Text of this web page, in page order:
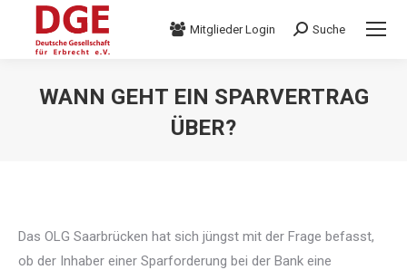
Mitglieder Login Search:
Suche
WANN GEHT EIN SPARVERTRAG
ÜBER?
Das OLG Saarbrücken hat sich jüngst mit der Frage befasst,
ob der Inhaber einer Sparforderung bei der Bank eine